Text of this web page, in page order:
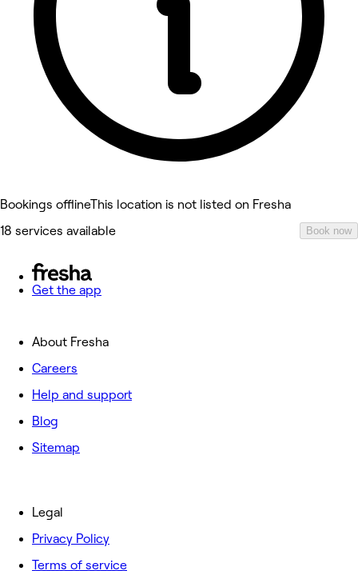
Bookings offlineThis location is not listed on Fresha
18 services available
Book now
Get the app
About Fresha
Careers
Help and support
Blog
Sitemap
Legal
Privacy Policy
Terms of service